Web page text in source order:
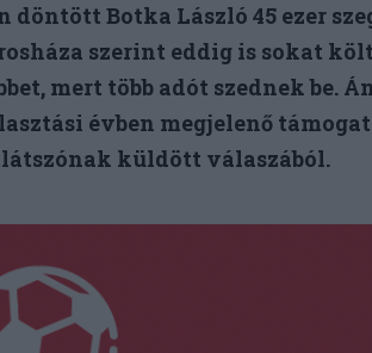
döntött Botka László 45 ezer
szerint eddig is sokat
mert több adót szednek be.
évben megjelenő
küldött válaszából.